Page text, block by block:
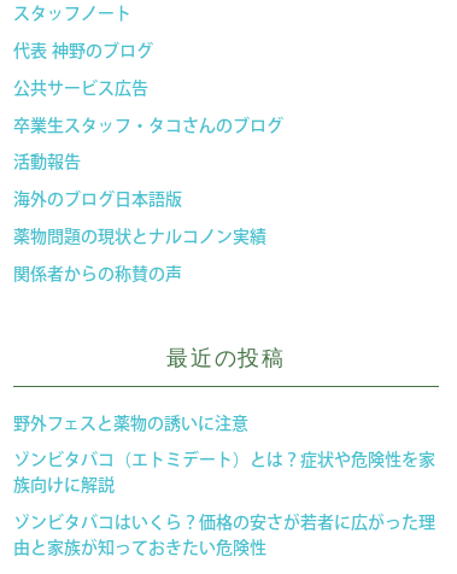
スタッフノート
代表 神野のブログ
公共サービス広告
卒業生スタッフ・タコさんのブログ
活動報告
海外のブログ日本語版
薬物問題の現状とナルコノン実績
関係者からの称賛の声
最近の投稿
野外フェスと薬物の誘いに注意
ゾンビタバコ（エトミデート）とは？症状や危険性を家
族向けに解説
ゾンビタバコはいくら？価格の安さが若者に広がった理
由と家族が知っておきたい危険性